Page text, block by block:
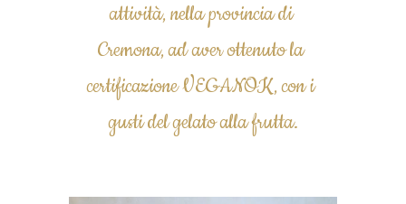
attività, nella provincia di
Cremona, ad aver ottenuto la
certificazione VEGANOK, con i
gusti del gelato alla frutta.